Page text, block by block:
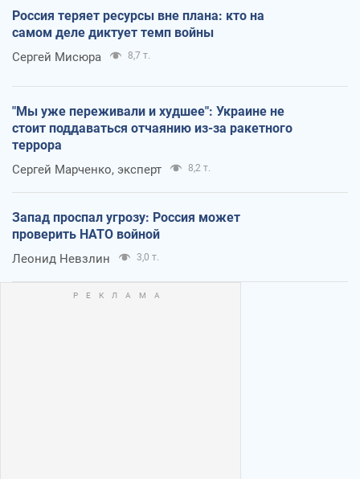
Россия теряет ресурсы вне плана: кто на
самом деле диктует темп войны
Сергей Мисюра 8,7 т.
"Мы уже переживали и худшее": Украине не
стоит поддаваться отчаянию из-за ракетного
террора
Сергей Марченко, эксперт 8,2 т.
Запад проспал угрозу: Россия может
проверить НАТО войной
Леонид Невзлин 3,0 т.